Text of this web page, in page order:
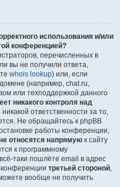
использования и/или
конференцией?
перечисленных в
вы не получили ответа,
whois lookup) или, если
(например, chat.ru,
или техподдержкой данного
никакого контроля над
ответственности за то,
Не обращайтесь к phpBB
работы конференции,
относятся напрямую к сайту
к программному
таки пошлёте email в адрес
третьей стороной,
вообще не получить